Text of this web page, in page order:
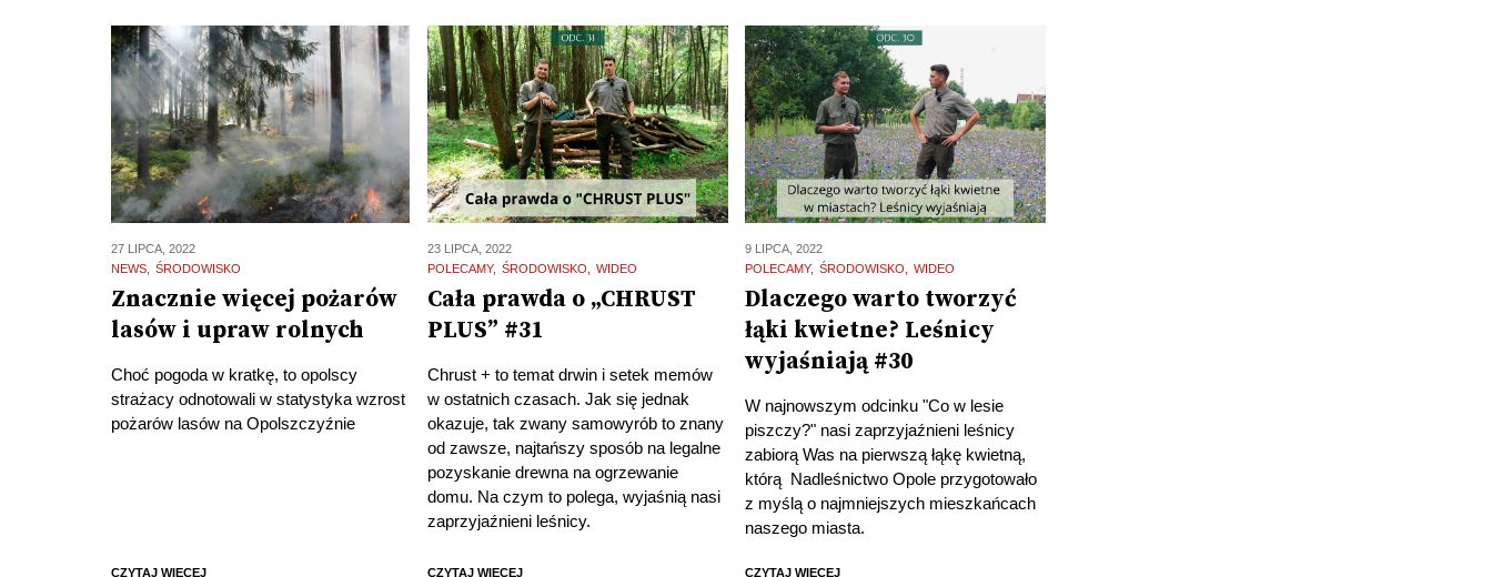
27 LIPCA, 2022
NEWS
ŚRODOWISKO
Znacznie więcej pożarów
lasów i upraw rolnych
Choć pogoda w kratkę, to opolscy
strażacy odnotowali w statystyka wzrost
pożarów lasów na Opolszczyźnie
CZYTAJ WIĘCEJ
23 LIPCA, 2022
POLECAMY
ŚRODOWISKO WIDEO
Cała prawda o „CHRUST
PLUS” #31
Chrust + to temat drwin i setek memów
w ostatnich czasach. Jak się jednak
okazuje, tak zwany samowyrób to znany
od zawsze, najtańszy sposób na legalne
pozyskanie drewna na ogrzewanie
domu. Na czym to polega, wyjaśnią nasi
zaprzyjaźnieni leśnicy.
CZYTAJ WIĘCEJ
9 LIPCA, 2022
POLECAMY
ŚRODOWISKO WIDEO
Dlaczego warto tworzyć
łąki kwietne? Leśnicy
wyjaśniają #30
W najnowszym odcinku "Co w lesie
piszczy?" nasi zaprzyjaźnieni leśnicy
zabiorą Was na pierwszą łąkę kwietną,
którą Nadleśnictwo Opole przygotowało
z myślą o najmniejszych mieszkańcach
naszego miasta.
CZYTAJ WIĘCEJ